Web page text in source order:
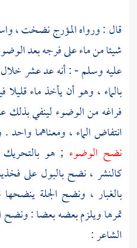
قال : ورواهالمؤرجنضخت ،
شيئا من ماء على فرجه بعد
عليه وسلم - : أنه عد عشر خلال
بالماء ، وهو أن يأخذ ماء
فراغه من الوضوء لينفي
انتفاض الماء ، ومعناهما
نضح الوضوء ; هو
كالنشر ، نضح بالبول على
بالغبار ، ونضح الجلة
تمرها ويلزم بعضه بعضا : ونضح
الشاعر :